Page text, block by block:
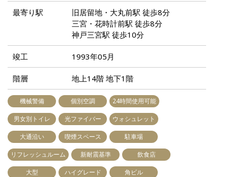
最寄り駅
旧居留地・大丸前駅 徒歩8分
三宮・花時計前駅 徒歩8分
神戸三宮駅 徒歩10分
竣工 1993年05月
階層 地上14階 地下1階
機械警備 個別空調 24時間使用可能
男女別トイレ 光ファイバー ウォシュレット
大通沿い 喫煙スペース 駐車場
リフレッシュルーム 新耐震基準 飲食店
大型 ハイグレード 角ビル